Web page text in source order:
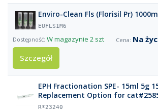
Enviro-Clean Fls (Florisil Pr)
EUFLS1M6
W magazynie 2 szt
Na
Szczegół
EPH Fractionation SPE- 15ml 5g 15-pk
Replacement Option for
packs o
R*23240